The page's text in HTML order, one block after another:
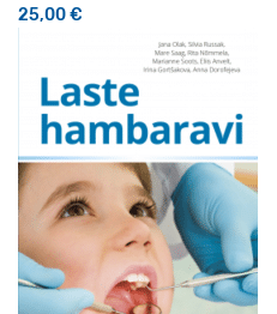
25,00€